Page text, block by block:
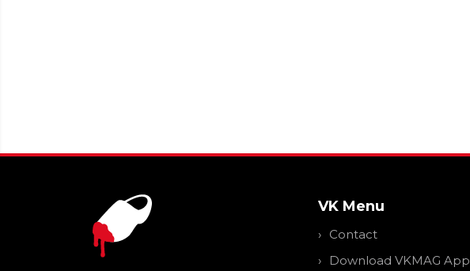
VK Menu
Contact
Download VKMAG App